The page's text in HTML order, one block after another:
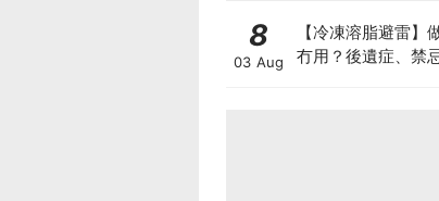
8
03 Aug
【冷凍溶脂避雷】
冇用？後遺症、禁